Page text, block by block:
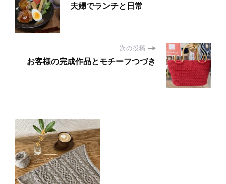
夫婦でランチと日常
次の投稿
お客様の完成作品とモチーフつづき